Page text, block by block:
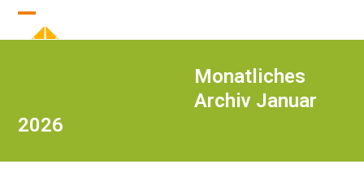
Skip
Open
Close
Monatliches
Archiv Januar
2026